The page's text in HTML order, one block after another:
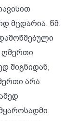
მცდარია. წმ.
ღმერთი
შიგნიდან,
არა